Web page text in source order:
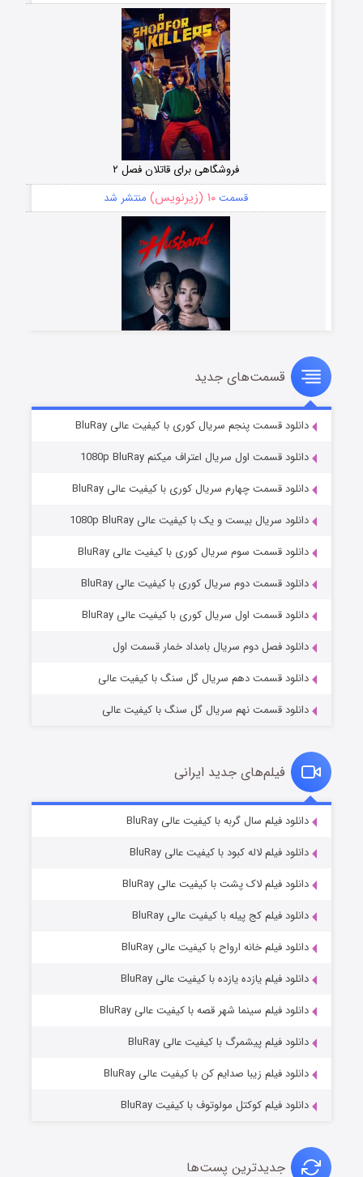
فروشگاهی برای قاتلان فصل ۲
قسمت۱۰ (زیرنویس) منتشر شد
قسمت۸ (زیرنویس) منتشر شد
عملیات آپارتمان
قسمت۲ (زیرنویس) منتشر شد
قسمت۲ (زیرنویس) منتشر شد
قسمت‌های جدید
دانلود قسمت پنجم سریال کوری با کیفیت عالی BluRay
دانلود قسمت اول سریال اعتراف میکنم 1080p BluRay
دانلود قسمت چهارم سریال کوری با کیفیت عالی BluRay
دانلود سریال بیست و یک با کیفیت عالی 1080p BluRay
دانلود قسمت سوم سریال کوری با کیفیت عالی BluRay
دانلود قسمت دوم سریال کوری با کیفیت عالی BluRay
دانلود قسمت اول سریال کوری با کیفیت عالی BluRay
دانلود فصل دوم سریال بامداد خمار قسمت اول
دانلود قسمت دهم سریال گل سنگ با کیفیت عالی
دانلود قسمت نهم سریال گل سنگ با کیفیت عالی
فیلم‌های جدید ایرانی
دانلود فیلم سال گربه با کیفیت عالی BluRay
دانلود فیلم لاله کبود با کیفیت عالی BluRay
دانلود فیلم لاک پشت با کیفیت عالی BluRay
دانلود فیلم کج‌ پیله با کیفیت عالی BluRay
دانلود فیلم خانه ارواح با کیفیت عالی BluRay
دانلود فیلم یازده یازده با کیفیت عالی BluRay
دانلود فیلم سینما شهر قصه با کیفیت عالی BluRay
دانلود فیلم پیشمرگ با کیفیت عالی BluRay
دانلود فیلم زیبا صدایم کن با کیفیت عالی BluRay
دانلود فیلم کوکتل مولوتوف با کیفیت BluRay
جدیدترین پست‌ها